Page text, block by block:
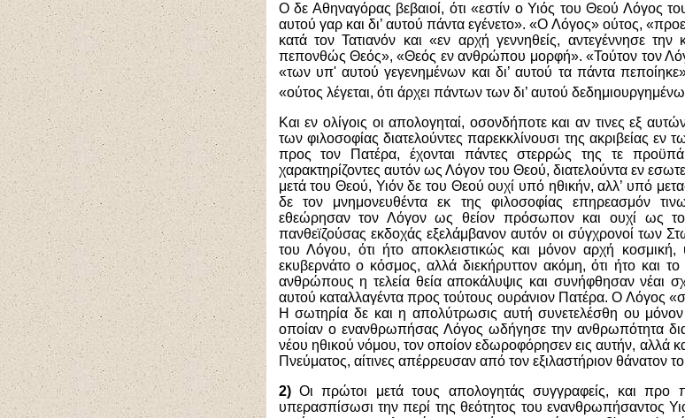
Ο δε Αθηναγόρας βεβαιοί, ότι «εστίν ο Υιός του Θεού Λόγος
αυτού γαρ και δι’ αυτού πάντα εγένετο». «Ο Λόγος» ούτος,
κατά τον Τατιανόν και «εν αρχή γεννηθείς, αντεγέννησε
πεπονθώς Θεός», «Θεός εν ανθρώπου μορφή». «Τούτον τον
«των υπ' αυτού γεγενημένων και δι’ αυτού τα πάντα
«ούτος λέγεται, ότι άρχει πάντων των δι’ αυτού
Και εν ολίγοις οι απολογηταί, οσονδήποτε και αν τινες εξ
των φιλοσοφίας διατελούντες παρεκκλίνουσι της ακριβείας
προς τον Πατέρα, έχονται πάντες στερρώς της τε
χαρακτηρίζοντες αυτόν ως Λόγον του Θεού, διατελούντα εν
μετά του Θεού, Υιόν δε του Θεού ουχί υπό ηθικήν, αλλ’ υπό
δε τον μνημονευθέντα εκ της φιλοσοφίας επηρεασμόν
εθεώρησαν τον Λόγον ως θείον πρόσωπον και ουχί ως
πανθεϊζούσας εκδοχάς εξελάμβανον αυτόν οι σύγχρονοί των
του Λόγου, ότι ήτο αποκλειστικώς και μόνον αρχή
εκυβερνάτο ο κόσμος, αλλά διεκήρυττον ακόμη, ότι ήτο και
ανθρώπους η τελεία θεία αποκάλυψις και συνήφθησαν νέαι
αυτού καταλλαγέντα προς τούτους ουράνιον Πατέρα. Ο Λόγος
Η σωτηρία δε και η απολύτρωσις αυτή συνετελέσθη ου μόνον
οποίαν ο ενανθρωπήσας Λόγος ωδήγησε την ανθρωπότητα δια
νέου ηθικού νόμου, τον οποίον εδωροφόρησεν εις αυτήν, αλλά
Πνεύματος, αίτινες απέρρευσαν από τον εξιλαστήριον θάνατον
2) Οι πρώτοι μετά τους απολογητάς συγγραφείς, και προ
υπερασπίσωσι την περί της θεότητος του ενανθρωπήσαντος